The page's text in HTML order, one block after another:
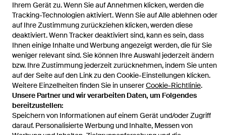
Ihrem Gerät zu. Wenn Sie auf Annehmen klicken, werden die
Tracking-Technologien aktiviert. Wenn Sie auf Alle ablehnen oder
auf Ihre Zustimmung zurückziehen klicken, werden diese
deaktiviert. Wenn Tracker deaktiviert sind, kann es sein, dass
Ihnen einige Inhalte und Werbung angezeigt werden, die für Sie
weniger relevant sind. Sie können Ihre Auswahl jederzeit ändern
bzw. Ihre Zustimmung jederzeit zurücknehmen, indem Sie unten
auf der Seite auf den Link zu den Cookie-Einstellungen klicken.
Weitere Einzelheiten finden Sie in unsererCookie-Richtlinie.
Unsere Partner und wir verarbeiten Daten, um Folgendes
bereitzustellen:
Speichern von Informationen auf einem Gerät und/oder Zugriff
darauf. Personalisierte Werbung und Inhalte, Messen von
Hilfe und Informationen